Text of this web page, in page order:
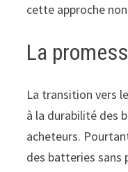
cette approche
La
La transition vers
à la durabilité des
acheteurs.
des batteries sans